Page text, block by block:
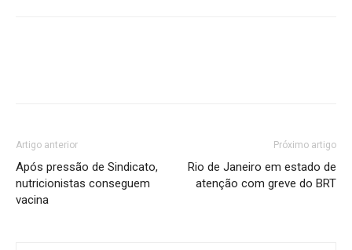
Artigo anterior
Após pressão de Sindicato,
nutricionistas conseguem
vacina
Próximo artigo
Rio de Janeiro em estado de
atenção com greve do BRT